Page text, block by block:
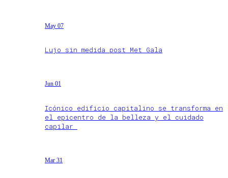
May 07
Lujo sin medida post Met Gala
Jun 01
Icónico edificio capitalino se transforma en
el epicentro de la belleza y el cuidado
capilar
Mar 31